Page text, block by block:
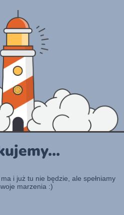
i już tu nie będzie, ale spełniamy
marzenia :)